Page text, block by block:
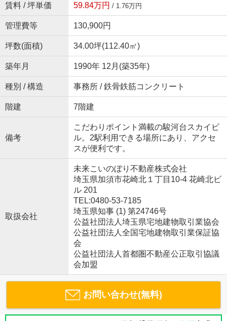
賃料 / 坪単価 59.84万円 / 1.76万円
管理費等 130,900円
坪数(面積) 34.00坪(112.40㎡)
築年月 1990年 12月(築35年)
種別 / 構造 事務所 / 鉄骨鉄筋コンクリート
階建 7階建
備考
こだわりポイント満載の駿河台スカイビ
ル。2駅利用できる場所にあり、アクセ
スが便利です。
取扱会社
未来こいのぼり不動産株式会社
埼玉県加須市花崎北１丁目10-4 花崎北ビ
ル 201
TEL:0480-53-7185
埼玉県知事 (1) 第24746号
公益社団法人埼玉県宅地建物取引業協会
公益社団法人全国宅地建物取引業保証協
会
公益社団法人首都圏不動産公正取引協議
会加盟
お問い合わせ(無料)